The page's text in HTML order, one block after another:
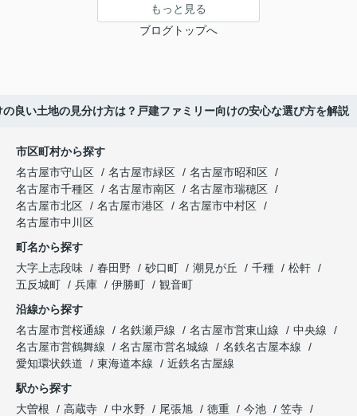
もっと見る
ブログトップへ
の良い土地の見分け方は？戸建ファミリー向けの安心な選び方を解説
市区町村から探す
名古屋市守山区
名古屋市緑区
名古屋市昭和区
名古屋市千種区
名古屋市南区
名古屋市瑞穂区
名古屋市北区
名古屋市港区
名古屋市中村区
名古屋市中川区
町名から探す
大字上志段味
春田野 砂口町 潮見が丘 千種
松軒
五反城町
兵庫 伊勝町
観音町
沿線から探す
名古屋市営桜通線
名鉄瀬戸線 名古屋市営東山線
中央線
名古屋市営鶴舞線
名古屋市営名城線
名鉄名古屋本線
愛知環状鉄道
東海道本線
近鉄名古屋線
駅から探す
大曽根
高蔵寺 中水野 尾張旭 徳重 今池
笠寺